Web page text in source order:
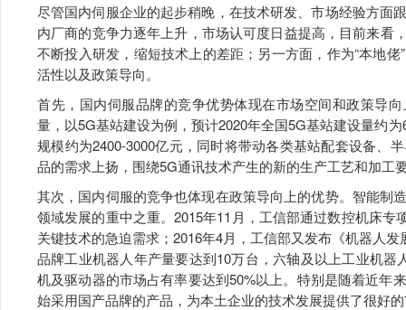
尽管国内伺服企业的起步稍晚，在技术研发、市场经验方面
内厂商的竞争力逐年上升，市场认可度日益提高，目前来看
不断投入研发，缩短技术上的差距；另一方面，作为“本地
活性以及政策导向。
首先，国内伺服品牌的竞争优势体现在市场空间和政策导
量，以5G基站建设为例，预计2020年全国5G基站建设量约
规模约为2400-3000亿元，同时将带动各类基站配套设备、
品的需求上扬，围绕5G通讯技术产生的新的生产工艺和加工
其次，国内伺服的竞争也体现在政策导向上的优势。智能制
领域发展的重中之重。2015年11月，工信部通过数控机床专
关键技术的急迫需求；2016年4月，工信部又发布《机器人
品牌工业机器人年产量要达到10万台，六轴及以上工业机
机及驱动器的市场占有率要达到50%以上。特别是随着近年
始采用国产品牌的产品，为本土企业的技术发展提供了很好